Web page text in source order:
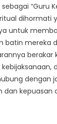
“Guru
dihormati
untuk
batin mereka
berakar
dengan
kepuasan